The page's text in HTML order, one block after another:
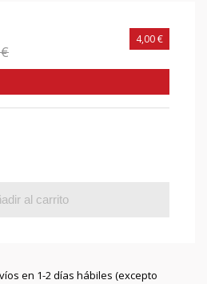
4,00 €
al carrito
en 1-2 días hábiles (excepto